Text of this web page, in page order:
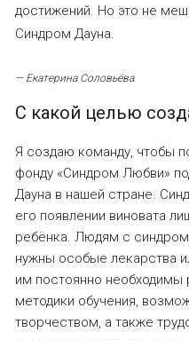
достижений. Но это не
Синдром Дауна.
— Екатерина Соловьёва
С какой целью
Я создаю команду, чтобы
фонду «Синдром Любви»
Дауна в нашей стране.
его появлении виновата
ребёнка. Людям с
нужны особые лекарства
им постоянно необходимы
методики обучения,
творчеством, а также